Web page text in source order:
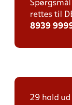
rettes til
8939
29 hold